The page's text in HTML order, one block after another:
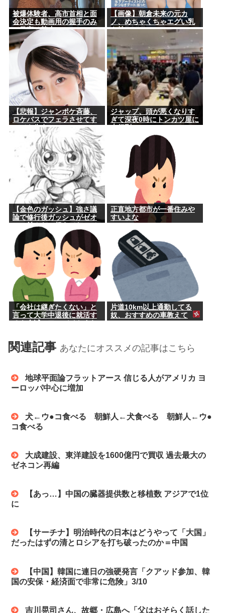
被爆体験者、高市首相と面
会決定も動画用の握手のみ
で発言は禁止www
【画像】朝倉未来の元カ
ノ、めちゃくちゃエグい乳
を持つ
【悲報】ジャンポケ斉藤、
ロケバスでフェラさせてす
べてを失う
ジャップ、頭が悪くなりす
ぎて深夜0時にトンカツ屋に
【金色のガッシュ】強さ議
論で修行後ガッシュがゼオ
ンに並んだ、超えてたって
意見に納得いかないんだけ
ど
正直地方都市が一番住みや
すいよな
「会社は継ぎたくない」と
言って大学中退後に就活す
片道10km以上通勤してる
奴、おすすめの車教えて
関連記事 あなたにオススメの記事はこちら
ーロッパ中心に増加
コ食べる
ゼネコン再編
に
だったはずの清とロシアを打ち破ったのか＝中国
国の安保・経済面で非常に危険」3/10